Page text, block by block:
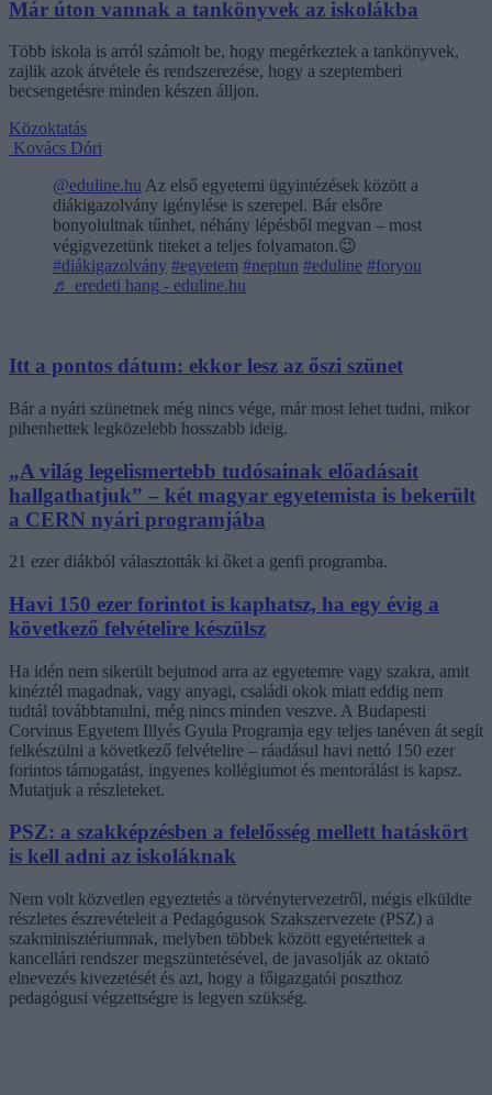
Már úton vannak a tankönyvek az iskolákba
Több iskola is arról számolt be, hogy megérkeztek a tankönyvek,
zajlik azok átvétele és rendszerezése, hogy a szeptemberi
becsengetésre minden készen álljon.
Közoktatás
Kovács Dóri
@eduline.hu Az első egyetemi ügyintézések között a
diákigazolvány igénylése is szerepel. Bár elsőre
bonyolultnak tűnhet, néhány lépésből megvan – most
végigvezetünk titeket a teljes folyamaton.😉
#diákigazolvány #egyetem #neptun #eduline #foryou
♬ eredeti hang - eduline.hu
Itt a pontos dátum: ekkor lesz az őszi szünet
Bár a nyári szünetnek még nincs vége, már most lehet tudni, mikor
pihenhettek legközelebb hosszabb ideig.
„A világ legelismertebb tudósainak előadásait
hallgathatjuk” – két magyar egyetemista is bekerült
a CERN nyári programjába
21 ezer diákból választották ki őket a genfi programba.
Havi 150 ezer forintot is kaphatsz, ha egy évig a
következő felvételire készülsz
Ha idén nem sikerült bejutnod arra az egyetemre vagy szakra, amit
kinéztél magadnak, vagy anyagi, családi okok miatt eddig nem
tudtál továbbtanulni, még nincs minden veszve. A Budapesti
Corvinus Egyetem Illyés Gyula Programja egy teljes tanéven át segít
felkészülni a következő felvételire – ráadásul havi nettó 150 ezer
forintos támogatást, ingyenes kollégiumot és mentorálást is kapsz.
Mutatjuk a részleteket.
PSZ: a szakképzésben a felelősség mellett hatáskört
is kell adni az iskoláknak
Nem volt közvetlen egyeztetés a törvénytervezetről, mégis elküldte
részletes észrevételeit a Pedagógusok Szakszervezete (PSZ) a
szakminisztériumnak, melyben többek között egyetértettek a
kancellári rendszer megszüntetésével, de javasolják az oktató
elnevezés kivezetését és azt, hogy a főigazgatói poszthoz
pedagógusi végzettségre is legyen szükség.